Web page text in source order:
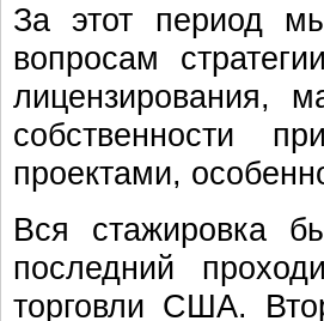
За этот период
вопросам
лицензирования,
собственности
проектами,
Вся стажировка
последний
торговли США.